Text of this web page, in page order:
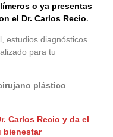
o ya presentas
el Dr. Carlos Recio.
estudios diagnósticos
para tu
plástico
Carlos Recio y da el
bienestar